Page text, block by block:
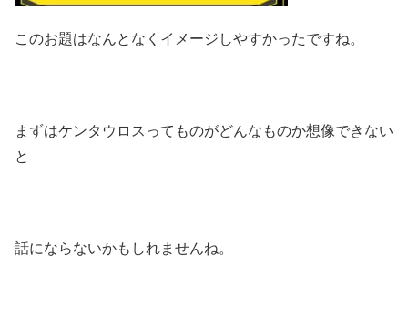
このお題はなんとなくイメージしやすかったですね。
まずはケンタウロスってものがどんなものか想像できない
と
話にならないかもしれませんね。